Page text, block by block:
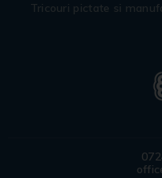
Tricouri pictate si